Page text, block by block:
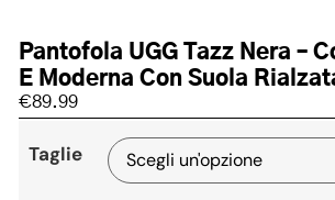
Pantofola UGG Tazz Nera –
E Moderna Con Suola
€89.99
Taglie